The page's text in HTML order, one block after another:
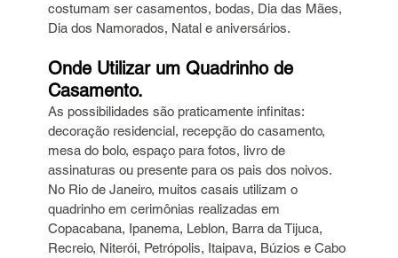
costumam ser casamentos, bodas, Dia das Mães,
Dia dos Namorados, Natal e aniversários.
Onde Utilizar um Quadrinho de
Casamento.
As possibilidades são praticamente infinitas:
decoração residencial, recepção do casamento,
mesa do bolo, espaço para fotos, livro de
assinaturas ou presente para os pais dos noivos.
No Rio de Janeiro, muitos casais utilizam o
quadrinho em cerimônias realizadas em
Copacabana, Ipanema, Leblon, Barra da Tijuca,
Recreio, Niterói, Petrópolis, Itaipava, Búzios e Cabo